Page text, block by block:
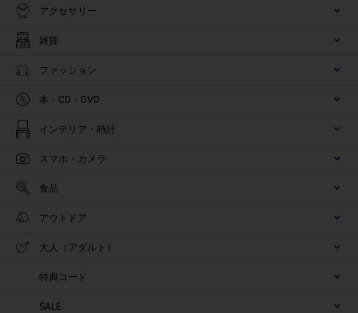
アクセサリー
雑貨
ファッション
本・CD・DVD
インテリア・時計
スマホ・カメラ
食品
アウトドア
大人（アダルト）
特典コード
SALE